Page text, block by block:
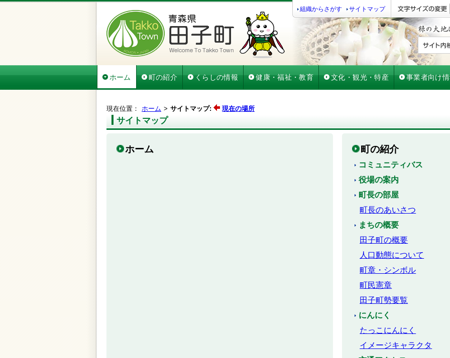
組織からさがす サイトマップ
ホーム 町の紹介 くらしの情報 健康・福祉・教育 文化・観光・特産 事業者向け
現在位置： ホーム サイトマップ: 現在の場所
サイトマップ
ホーム 町の紹介
コミュニティバス
役場の案内
町長の部屋
町長のあいさつ
まちの概要
田子町の概要
人口動態について
町章・シンボル
町民憲章
田子町勢要覧
にんにく
たっこにんにく
イメージキャラクタ